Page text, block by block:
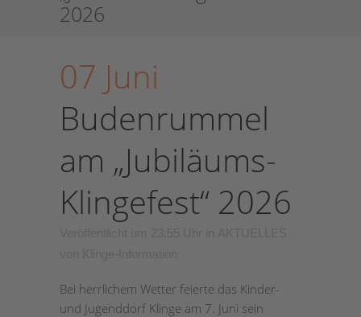
2026
07 Juni
Budenrummel
am „Jubiläums-
Klingefest“ 2026
Bei herrlichem Wetter feierte das Kinder-
und Jugenddorf Klinge am 7. Juni sein